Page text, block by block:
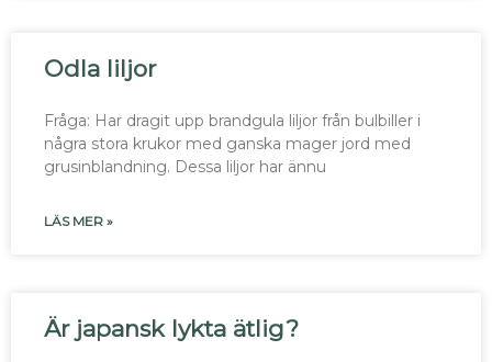
Odla liljor
Fråga: Har dragit upp brandgula liljor från bulbiller i
några stora krukor med ganska mager jord med
grusinblandning. Dessa liljor har ännu
LÄS MER »
Är japansk lykta ätlig?